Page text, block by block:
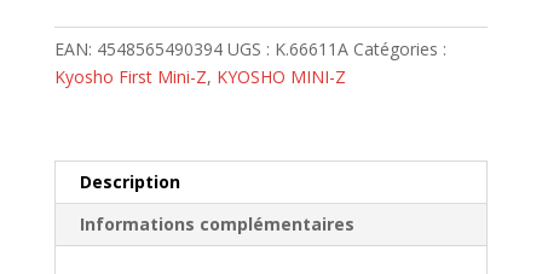
1:28
Daytona
No.59
Rouge
EAN: 4548565490394 UGS : K.66611A Catégories :
Kyosho First Mini-Z, KYOSHO MINI-Z
Description
Informations complémentaires